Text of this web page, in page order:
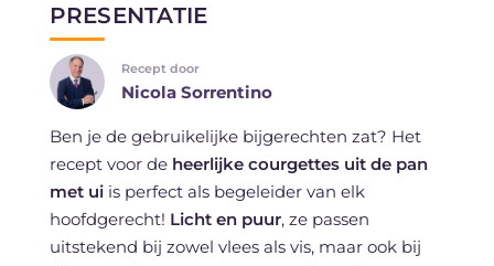
PRESENTATIE
Recept door
Nicola Sorrentino
Ben je de gebruikelijke bijgerechten zat? Het
recept voor de heerlijke courgettes uit de pan
met uiis perfect als begeleider van elk
hoofdgerecht! Licht en puur, ze passen
uitstekend bij zowel vlees als vis, maar ook bij